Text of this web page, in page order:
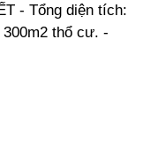
- Tổng diện tích:
thổ cư. -